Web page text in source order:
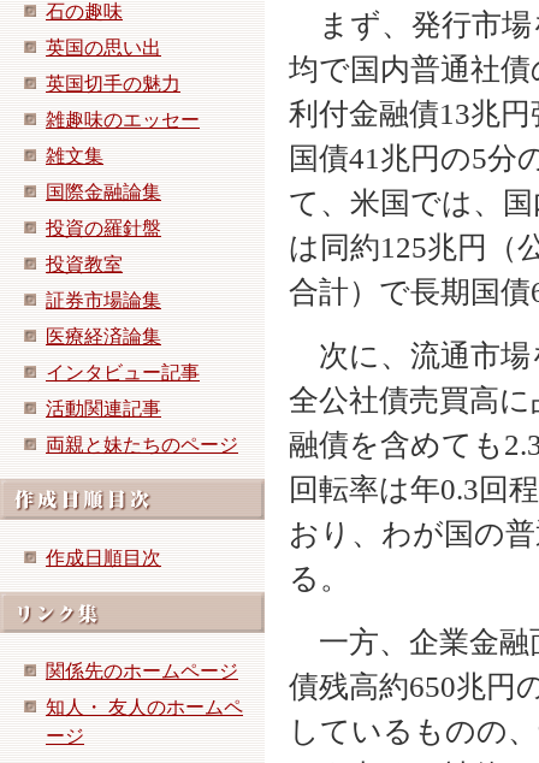
石の趣味
英国の思い出
英国切手の魅力
雑趣味のエッセー
雑文集
国際金融論集
投資の羅針盤
投資教室
証券市場論集
医療経済論集
インタビュー記事
活動関連記事
両親と妹たちのページ
作成日順目次
関係先のホームページ
知人・ 友人のホームペ
ージ
まず、発行市場
均で国内普通社
利付金融債13兆
国債41兆円の5分
て、米国では、
は同約125兆円（
合計）で長期国
次に、流通市場
全公社債売買高
融債を含めても
回転率は年0.3回
おり、わが国の
る。
一方、企業金融
債残高約650兆円
しているものの